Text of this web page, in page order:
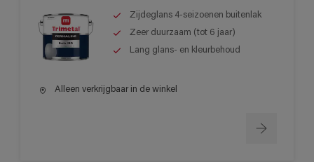
Zijdeglans 4-seizoenen buitenlak
Zeer duurzaam (tot 6 jaar)
Lang glans- en kleurbehoud
Alleen verkrijgbaar in de winkel